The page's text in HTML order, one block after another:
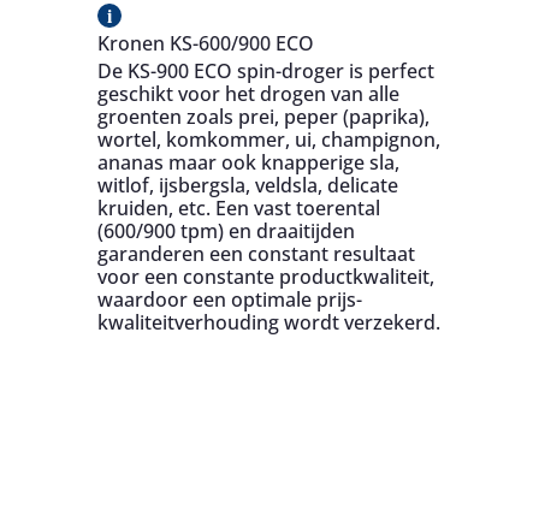
i
Kronen KS-600/900 ECO
De KS-900 ECO spin-droger is perfect
geschikt voor het drogen van alle
groenten zoals prei, peper (paprika),
wortel, komkommer, ui, champignon,
ananas maar ook knapperige sla,
witlof, ijsbergsla, veldsla, delicate
kruiden, etc. Een vast toerental
(600/900 tpm) en draaitijden
garanderen een constant resultaat
voor een constante productkwaliteit,
waardoor een optimale prijs-
kwaliteitverhouding wordt verzekerd.